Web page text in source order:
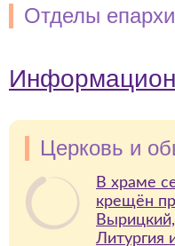
Отделы
Церковь и
В храме
крещён
Литургия